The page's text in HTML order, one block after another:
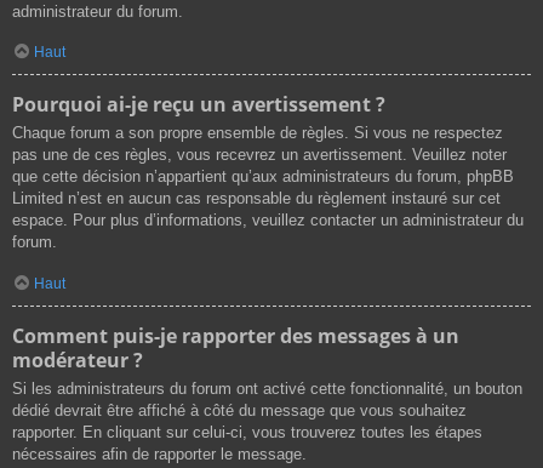
administrateur du forum.
Haut
Pourquoi ai-je reçu un avertissement ?
Chaque forum a son propre ensemble de règles. Si vous ne respectez
pas une de ces règles, vous recevrez un avertissement. Veuillez noter
que cette décision n’appartient qu’aux administrateurs du forum, phpBB
Limited n’est en aucun cas responsable du règlement instauré sur cet
espace. Pour plus d’informations, veuillez contacter un administrateur du
forum.
Haut
Comment puis-je rapporter des messages à un
modérateur ?
Si les administrateurs du forum ont activé cette fonctionnalité, un bouton
dédié devrait être affiché à côté du message que vous souhaitez
rapporter. En cliquant sur celui-ci, vous trouverez toutes les étapes
nécessaires afin de rapporter le message.